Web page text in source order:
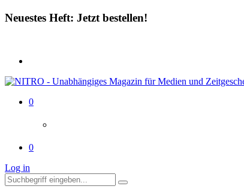
Neuestes Heft: Jetzt bestellen!
0
0
Log in